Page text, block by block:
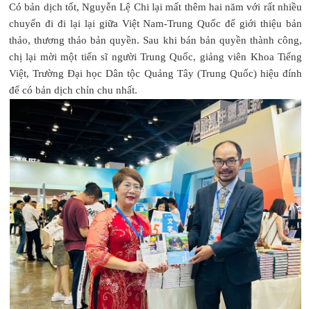
Có bản dịch tốt, Nguyễn Lệ Chi lại mất thêm hai năm với rất nhiều
chuyến đi đi lại lại giữa Việt Nam-Trung Quốc để giới thiệu bản
thảo, thương thảo bản quyền. Sau khi bán bản quyền thành công,
chị lại mời một tiến sĩ người Trung Quốc, giảng viên Khoa Tiếng
Việt, Trường Đại học Dân tộc Quảng Tây (Trung Quốc) hiệu đính
để có bản dịch chỉn chu nhất.